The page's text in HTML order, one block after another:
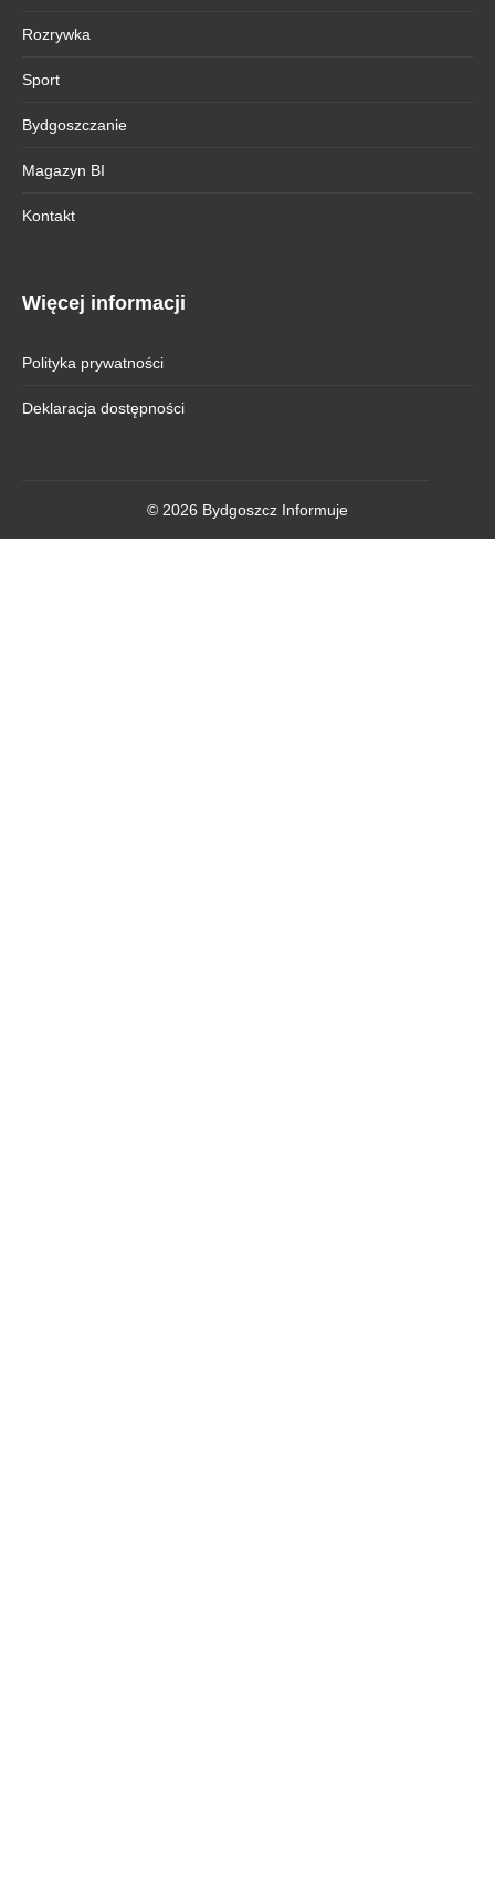
Rozrywka
Sport
Bydgoszczanie
Magazyn BI
Kontakt
Więcej informacji
Polityka prywatności
Deklaracja dostępności
© 2026 Bydgoszcz Informuje